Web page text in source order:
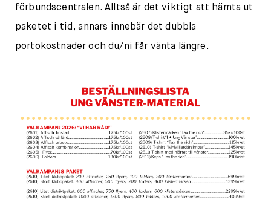
förbundscentralen. Alltså är det viktigt att hämta ut
paketet i tid, annars innebär det dubbla
portokostnader och du/ni får vänta längre.